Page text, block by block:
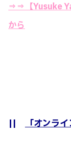
⇒⇒【Yusuke
から
|| 「オンラ